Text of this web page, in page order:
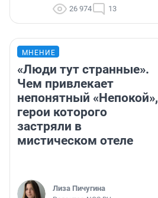
26 974 13
МНЕНИЕ
«Люди тут странные».
Чем привлекает
непонятный «Непокой»,
герои которого
застряли в
мистическом отеле
Лиза Пичугина